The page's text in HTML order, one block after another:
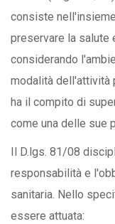
consiste
preservare la salute
considerando
modalità dell'attività
ha il compito di
come una delle sue
Il D.lgs. 81/08
responsabilità e
sanitaria. Nello
essere attuata: